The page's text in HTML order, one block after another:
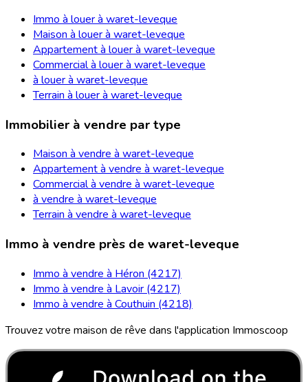
Immo à louer à waret-leveque
Maison à louer à waret-leveque
Appartement à louer à waret-leveque
Commercial à louer à waret-leveque
à louer à waret-leveque
Terrain à louer à waret-leveque
Immobilier à vendre par type
Maison à vendre à waret-leveque
Appartement à vendre à waret-leveque
Commercial à vendre à waret-leveque
à vendre à waret-leveque
Terrain à vendre à waret-leveque
Immo à vendre près de waret-leveque
Immo à vendre à Héron (4217)
Immo à vendre à Lavoir (4217)
Immo à vendre à Couthuin (4218)
Trouvez votre maison de rêve dans l'application Immoscoop